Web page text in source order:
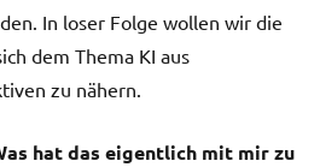
In loser Folge wollen wir die
dem Thema KI aus
zu nähern.
hat das eigentlich mit mir zu